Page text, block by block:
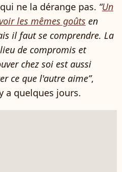
ne la dérange pas. “Un
les mêmes goûts en
il faut se comprendre. La
de compromis et
chez soi est aussi
ce que l'autre aime”,
a quelques jours.